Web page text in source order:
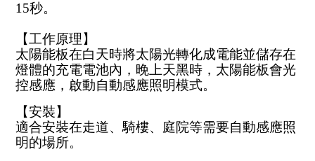
15秒。
【工作原理】
太陽能板在白天時將太陽光轉化成電能並儲存在
燈體的充電電池內，晚上天黑時，太陽能板會光
控感應，啟動自動感應照明模式。
【安裝】
適合安裝在走道、騎樓、庭院等需要自動感應照
明的場所。